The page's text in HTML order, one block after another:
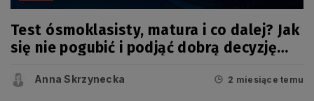
Test ósmoklasisty, matura i co dalej? Jak
się nie pogubić i podjąć dobrą decyzję
Anna Skrzynecka 2 miesiące temu